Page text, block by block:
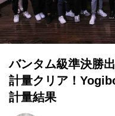
バンタム級準決勝
計量クリア！
計量結果